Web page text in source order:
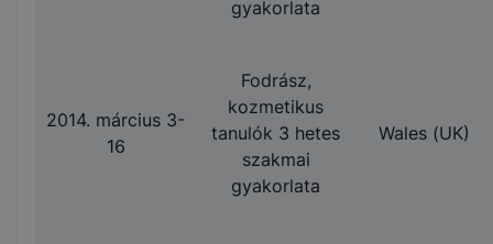
gyakorlata
2014. március 3-
16
Fodrász,
kozmetikus
tanulók 3 hetes
szakmai
gyakorlata
Wales (UK)